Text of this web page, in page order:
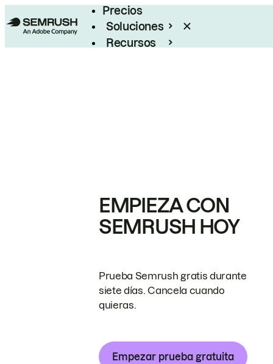
Precios
Soluciones
Recursos
EMPIEZA CON
SEMRUSH HOY
Prueba Semrush gratis durante
siete días. Cancela cuando
quieras.
Empezar prueba gratuita